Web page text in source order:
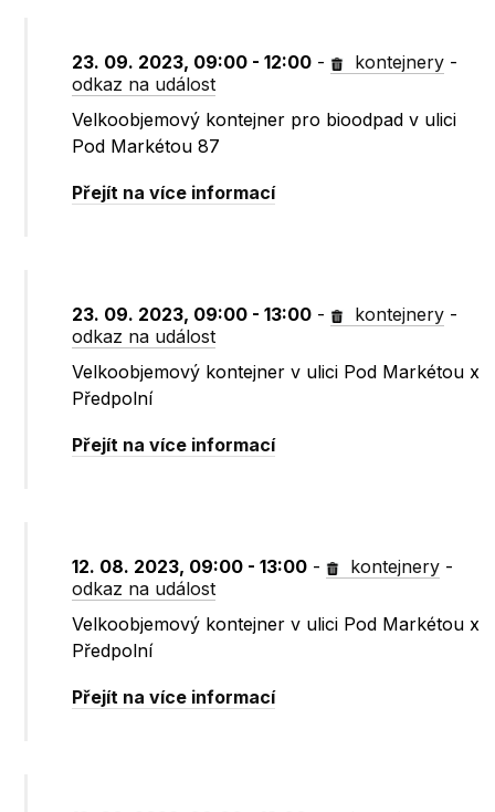
23. 09. 2023, 09:00 - 12:00 - kontejnery -
odkaz na událost
Velkoobjemový kontejner pro bioodpad v ulici
Pod Markétou 87
Přejít na více informací
23. 09. 2023, 09:00 - 13:00 - kontejnery -
odkaz na událost
Velkoobjemový kontejner v ulici Pod Markétou x
Předpolní
Přejít na více informací
12. 08. 2023, 09:00 - 13:00 - kontejnery -
odkaz na událost
Velkoobjemový kontejner v ulici Pod Markétou x
Předpolní
Přejít na více informací